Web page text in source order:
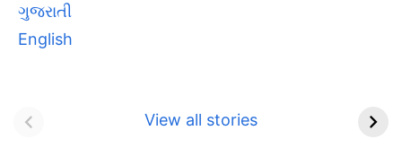
ગુજરાતી
English
View all stories
Teaser and Trailer
फुले(Savitribai